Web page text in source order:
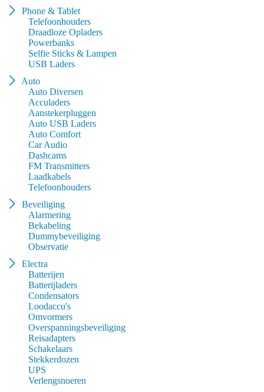
Phone & Tablet
Telefoonhouders
Draadloze Opladers
Powerbanks
Selfie Sticks & Lampen
USB Laders
Auto
Auto Diversen
Acculaders
Aanstekerpluggen
Auto USB Laders
Auto Comfort
Car Audio
Dashcams
FM Transmitters
Laadkabels
Telefoonhouders
Beveiliging
Alarmering
Bekabeling
Dummybeveiliging
Observatie
Electra
Batterijen
Batterijladers
Condensators
Loodaccu's
Omvormers
Overspanningsbeveiliging
Reisadapters
Schakelaars
Stekkerdozen
UPS
Verlengsnoeren